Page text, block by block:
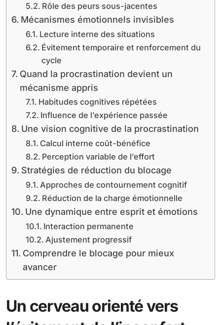
Rôle des peurs sous-jacentes
Mécanismes émotionnels invisibles
Lecture interne des situations
Évitement temporaire et renforcement du
cycle
Quand la procrastination devient un
mécanisme appris
Habitudes cognitives répétées
Influence de l’expérience passée
Une vision cognitive de la procrastination
Calcul interne coût-bénéfice
Perception variable de l’effort
Stratégies de réduction du blocage
Approches de contournement cognitif
Réduction de la charge émotionnelle
Une dynamique entre esprit et émotions
Interaction permanente
Ajustement progressif
Comprendre le blocage pour mieux
avancer
Un cerveau orienté vers